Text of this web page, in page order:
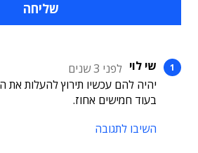
שי לוי לפני 3 שנים
יהיה להם עכשיו תירוץ להעלות את
בעוד חמישים אחוז.
השיבו לתגובה